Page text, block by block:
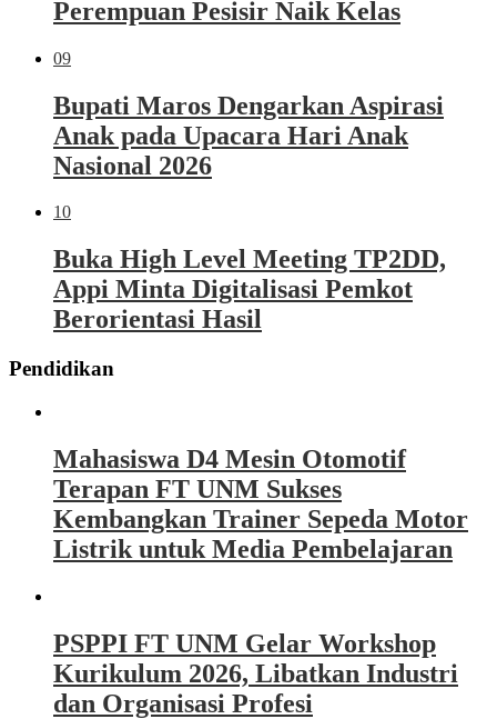
Perempuan Pesisir Naik Kelas
09
Bupati Maros Dengarkan Aspirasi
Anak pada Upacara Hari Anak
Nasional 2026
10
Buka High Level Meeting TP2DD,
Appi Minta Digitalisasi Pemkot
Berorientasi Hasil
Pendidikan
Mahasiswa D4 Mesin Otomotif
Terapan FT UNM Sukses
Kembangkan Trainer Sepeda Motor
Listrik untuk Media Pembelajaran
PSPPI FT UNM Gelar Workshop
Kurikulum 2026, Libatkan Industri
dan Organisasi Profesi